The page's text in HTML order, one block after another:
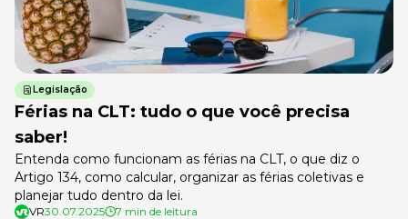
Legislação
Férias na CLT: tudo o que você precisa
saber!
Entenda como funcionam as férias na CLT, o que diz o
Artigo 134, como calcular, organizar as férias coletivas e
planejar tudo dentro da lei.
VR30.07.2025 7 min de leitura